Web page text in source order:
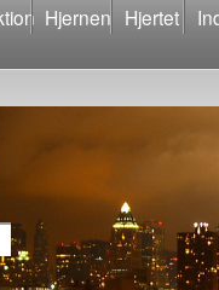
Hjernen Hjertet